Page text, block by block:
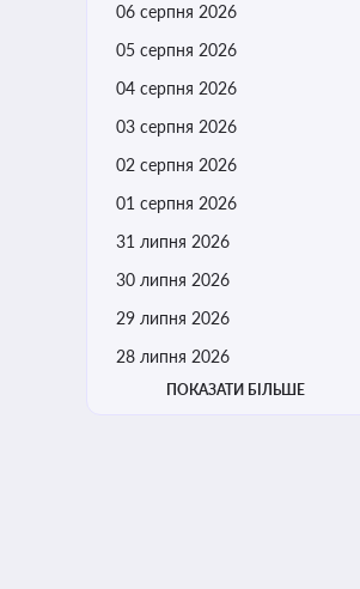
06 серпня 2026
05 серпня 2026
04 серпня 2026
03 серпня 2026
02 серпня 2026
01 серпня 2026
31 липня 2026
30 липня 2026
29 липня 2026
28 липня 2026
ПОКАЗАТИ БІЛЬШЕ